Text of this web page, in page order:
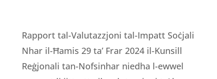
Rapport tal-Valutazzjoni tal-Impatt Soċjali
Nhar il-Ħamis 29 ta’ Frar 2024 il-Kunsill
Reġjonali tan-Nofsinhar niedha l-ewwel